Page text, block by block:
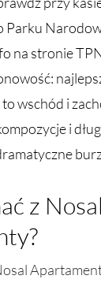
Parku
na stronie
wschód i
i
z Nosal